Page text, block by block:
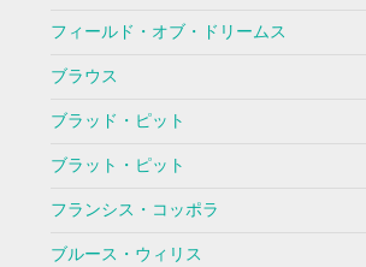
フィールド・オブ・ドリームス
ブラウス
ブラッド・ピット
ブラット・ピット
フランシス・コッポラ
ブルース・ウィリス